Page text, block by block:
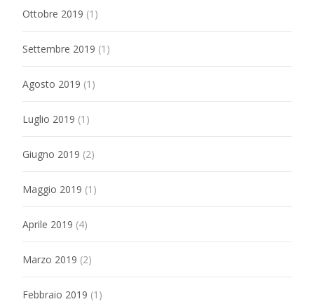
Ottobre 2019 (1)
Settembre 2019 (1)
Agosto 2019 (1)
Luglio 2019 (1)
Giugno 2019 (2)
Maggio 2019 (1)
Aprile 2019 (4)
Marzo 2019 (2)
Febbraio 2019 (1)